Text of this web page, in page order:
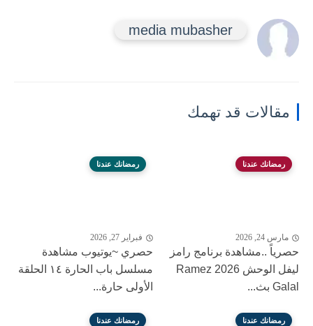
media mubasher
مقالات قد تهمك
رمضانك عندنا
مارس 24, 2026
حصرياً ..مشاهدة برنامج رامز
ليفل الوحش 2026 Ramez
Galal بث...
رمضانك عندنا
فبراير 27, 2026
حصري ~يوتيوب مشاهدة
مسلسل باب الحارة ١٤ الحلقة
الأولى حارة...
رمضانك عندنا رمضانك عندنا